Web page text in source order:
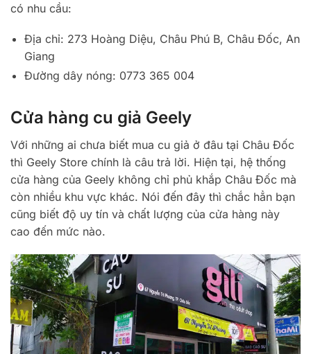
có nhu cầu:
Địa chỉ: 273 Hoàng Diệu, Châu Phú B, Châu Đốc, An
Giang
Đường dây nóng: 0773 365 004
Cửa hàng cu giả Geely
Với những ai chưa biết mua cu giả ở đâu tại Châu Đốc
thì Geely Store chính là câu trả lời. Hiện tại, hệ thống
cửa hàng của Geely không chỉ phủ khắp Châu Đốc mà
còn nhiều khu vực khác. Nói đến đây thì chắc hẳn bạn
cũng biết độ uy tín và chất lượng của cửa hàng này
cao đến mức nào.